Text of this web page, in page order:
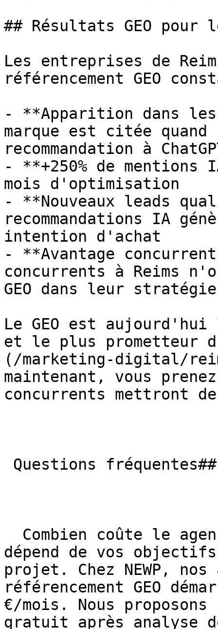
## Résultats GEO pour
Les entreprises de
référencement GEO
- **Apparition dans
marque est citée quand
recommandation à
- **+250% de mentions
mois d'optimisation
- **Nouveaux leads
recommandations IA
intention d'achat
- **Avantage
concurrents à Reims
GEO dans leur stratégie
Le GEO est
et le plus prometteur
(/marketing-digital/
maintenant, vous
concurrents mettront
dépend de vos
projet. Chez NEWP, nos
référencement GEO
€/mois. Nous
gratuit après analyse